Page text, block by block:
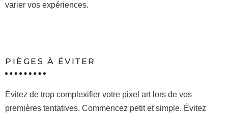
varier vos expériences.
PIÈGES À ÉVITER
Évitez de trop complexifier votre pixel art lors de vos
premières tentatives. Commencez petit et simple. Évitez